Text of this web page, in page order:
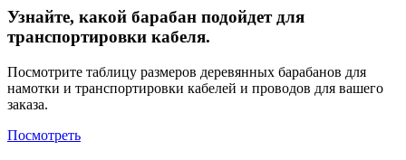
Узнайте, какой барабан подойдет для
транспортировки кабеля.
Посмотрите таблицу размеров деревянных барабанов для
намотки и транспортировки кабелей и проводов для вашего
заказа.
Посмотреть